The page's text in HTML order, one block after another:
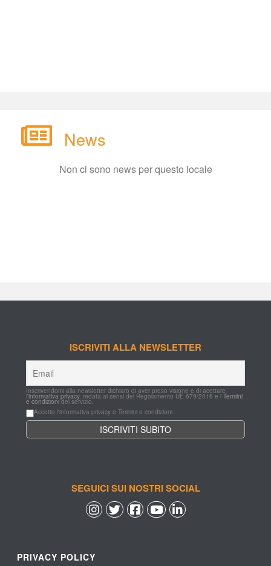
New
Non ci sono news per questo locale
ISCRIVITI ALLA NEWSLETTER
Inscrivendomi alla newsletter dichiaro di aver preso visione e di acettare
l'informativa privacy, redata ai sensi del Regolamento UE 679/2016 e i Termini
e condizioni del servizio.
Accetto l'informativa privacy e Termini e condizioni
SEGUICI SUI NOSTRI SOCIAL
PRIVACY POLICY